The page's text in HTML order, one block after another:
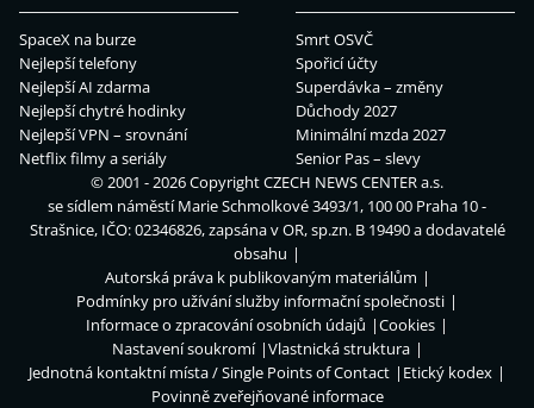
SpaceX na burze
Nejlepší telefony
Nejlepší AI zdarma
Nejlepší chytré hodinky
Nejlepší VPN – srovnání
Netflix filmy a seriály
Smrt OSVČ
Spořicí účty
Superdávka – změny
Důchody 2027
Minimální mzda 2027
Senior Pas – slevy
© 2001 - 2026 CopyrightCZECH NEWS CENTER a.s.
se sídlem náměstí Marie Schmolkové 3493/1, 100 00 Praha 10 -
Strašnice, IČO: 02346826, zapsána v OR, sp.zn. B 19490 a dodavatelé
obsahu
Autorská práva k publikovaným materiálům
Podmínky pro užívání služby informační společnosti
Informace o zpracování osobních údajů
Cookies
Nastavení soukromí
Vlastnická struktura
Jednotná kontaktní místa / Single Points of Contact
Etický kodex
Povinně zveřejňované informace